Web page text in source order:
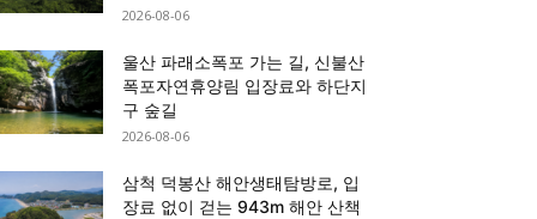
2026-08-06
울산 파래소폭포 가는 길, 신불산
폭포자연휴양림 입장료와 하단지
구 숲길
2026-08-06
삼척 덕봉산 해안생태탐방로, 입
장료 없이 걷는 943m 해안 산책